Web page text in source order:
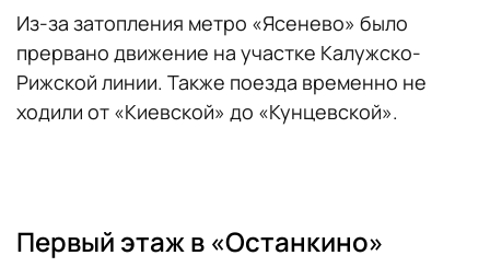
Из-за затопления метро «Ясенево» было
прервано движение на участке Калужско-
Рижской линии. Также поезда временно не
ходили от «Киевской» до «Кунцевской».
Первый этаж в «Останкино»